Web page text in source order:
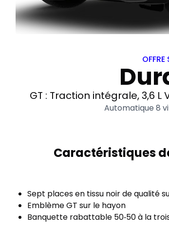
OFFRE
GT : Traction intégrale, 3,6
Automatique 8
Caractéristiques
Sept places en tissu noir de qualité
Emblème GT sur le hayon
Banquette rabattable 50‑50 à la